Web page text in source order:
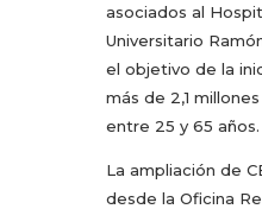
asociados al
Universitario
el objetivo de la
más de 2,1
entre 25 y 65 años.
La ampliación de
desde la Oficina